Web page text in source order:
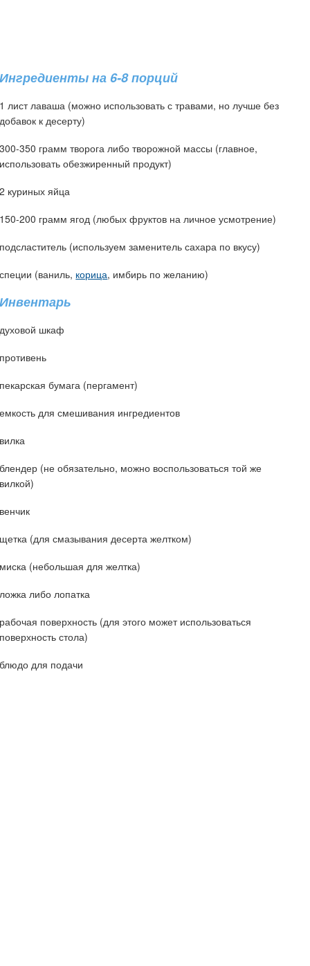
Ингредиенты на 6-8 порций
1 лист лаваша (можно использовать с травами, но лучше без
добавок к десерту)
300-350 грамм творога либо творожной массы (главное,
использовать обезжиренный продукт)
2 куриных яйца
150-200 грамм ягод (любых фруктов на личное усмотрение)
подсластитель (используем заменитель сахара по вкусу)
специи (ваниль, корица, имбирь по желанию)
Инвентарь
духовой шкаф
противень
пекарская бумага (пергамент)
емкость для смешивания ингредиентов
вилка
блендер (не обязательно, можно воспользоваться той же
вилкой)
венчик
щетка (для смазывания десерта желтком)
миска (небольшая для желтка)
ложка либо лопатка
рабочая поверхность (для этого может использоваться
поверхность стола)
блюдо для подачи